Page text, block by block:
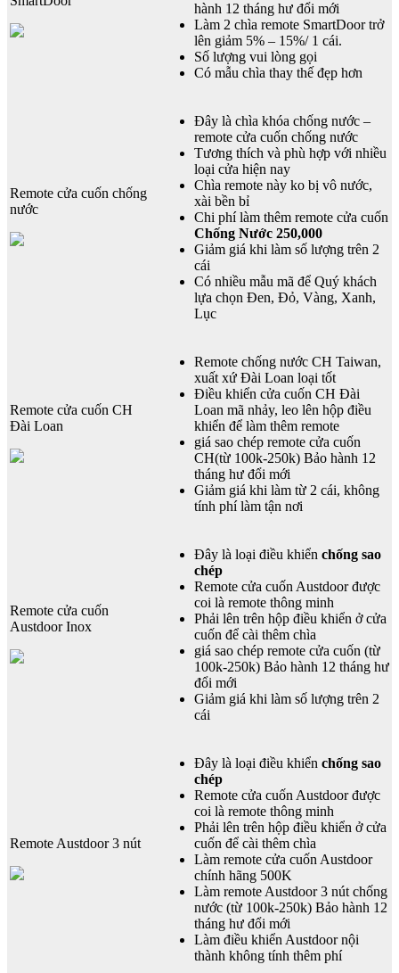
hành 12 tháng hư đổi mới
Làm 2 chìa remote SmartDoor trở
lên giảm 5% – 15%/ 1 cái.
Số lượng vui lòng gọi
Có mẫu chìa thay thế đẹp hơn
Remote cửa cuốn chống
nước
Đây là chìa khóa chống nước –
remote cửa cuốn chống nước
Tương thích và phù hợp với nhiều
loại cửa hiện nay
Chìa remote này ko bị vô nước,
xài bền bỉ
Chi phí làm thêm remote cửa cuốn
Chống Nước 250,000
Giảm giá khi làm số lượng trên 2
cái
Có nhiều mẫu mã để Quý khách
lựa chọn Đen, Đỏ, Vàng, Xanh,
Lục
Remote cửa cuốn CH
Đài Loan
Remote chống nước CH Taiwan,
xuất xứ Đài Loan loại tốt
Điều khiển cửa cuốn CH Đài
Loan mã nhảy, leo lên hộp điều
khiển để làm thêm remote
giá sao chép remote cửa cuốn
CH(từ 100k-250k) Bảo hành 12
tháng hư đổi mới
Giảm giá khi làm từ 2 cái, không
tính phí làm tận nơi
Remote cửa cuốn
Austdoor Inox
Đây là loại điều khiển chống sao
chép
Remote cửa cuốn Austdoor được
coi là remote thông minh
Phải lên trên hộp điều khiển ở cửa
cuốn để cài thêm chìa
giá sao chép remote cửa cuốn (từ
100k-250k) Bảo hành 12 tháng hư
đổi mới
Giảm giá khi làm số lượng trên 2
cái
Remote Austdoor 3 nút
Đây là loại điều khiển chống sao
chép
Remote cửa cuốn Austdoor được
coi là remote thông minh
Phải lên trên hộp điều khiển ở cửa
cuốn để cài thêm chìa
Làm remote cửa cuốn Austdoor
chính hãng 500K
Làm remote Austdoor 3 nút chống
nước (từ 100k-250k) Bảo hành 12
tháng hư đổi mới
Làm điều khiển Austdoor nội
thành không tính thêm phí